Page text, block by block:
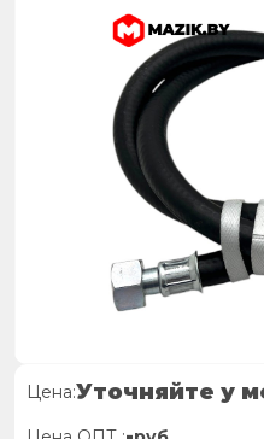
Цена:Уточняйте у